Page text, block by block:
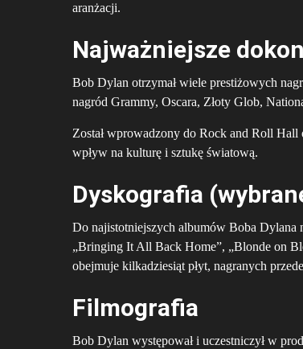
aranżacji.
Najważniejsze
Bob Dylan otrzymał wiele prestiżowych
nagród Grammy, Oscara, Złoty Glob,
Został wprowadzony do Rock and Roll Hall
wpływ na kulturę i sztukę światową.
Dyskografia
Do najistotniejszych albumów Boba Dylana
„Bringing It All Back Home”, „Blonde on
obejmuje kilkadziesiąt płyt, nagranych
Filmografia
Bob Dylan występował i uczestniczył w